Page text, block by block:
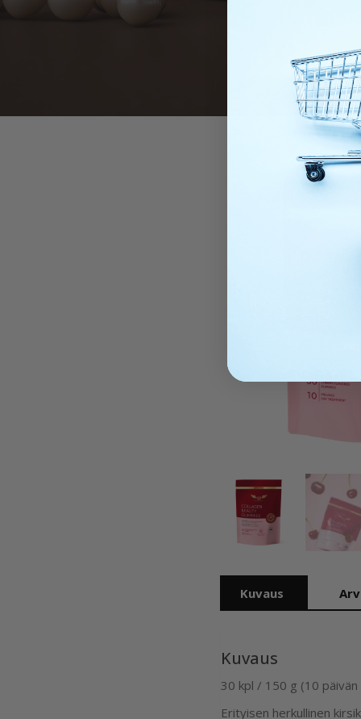
Kuvaus
Kuvaus
30 kpl / 150 g (10 päivän
Erityisen herkullinen